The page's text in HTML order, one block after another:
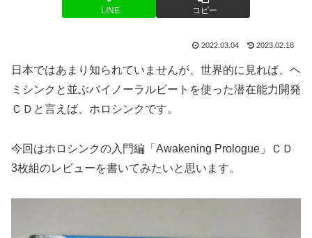
LINE コピー
2022.03.04 2023.02.18
日本ではあまり知られていませんが、世界的に見れば、ヘ
ミシンクと並ぶバイノーラルビートを使った潜在能力開発
ＣＤと言えば、ホロシンクです。
今回はホロシンクの入門編「Awakening Prologue」ＣＤ
3枚組のレビューを書いてみたいと思います。